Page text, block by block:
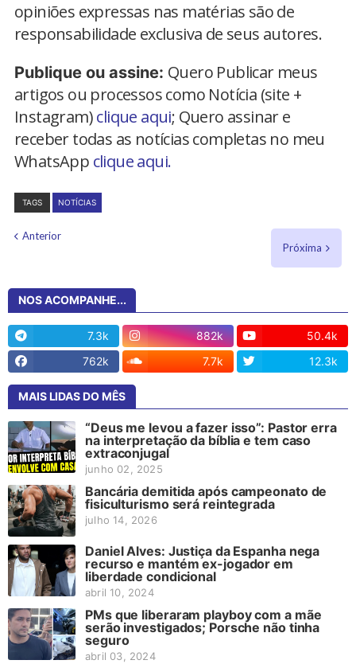
opiniões expressas nas matérias são de
responsabilidade exclusiva de seus autores.
Publique ou assine: Quero Publicar meus
artigos ou processos como Notícia (site +
Instagram)clique aqui; Quero assinar e
receber todas as notícias completas no meu
WhatsApp clique aqui.
TAGS NOTÍCIAS
Anterior
Próxima
NOS ACOMPANHE...
7.3k 882k
50.4k
762k
7.7k 12.3k
MAIS LIDAS DO MÊS
“Deus me levou a fazer isso”: Pastor erra
na interpretação da bíblia e tem caso
extraconjugal
junho 02, 2025
Bancária demitida após campeonato de
fisiculturismo será reintegrada
julho 14, 2026
Daniel Alves: Justiça da Espanha nega
recurso e mantém ex-jogador em
liberdade condicional
abril 10, 2024
PMs que liberaram playboy com a mãe
serão investigados; Porsche não tinha
seguro
abril 03, 2024